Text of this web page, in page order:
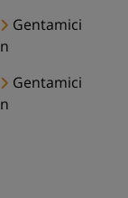
Gentamici
n
Gentamici
n